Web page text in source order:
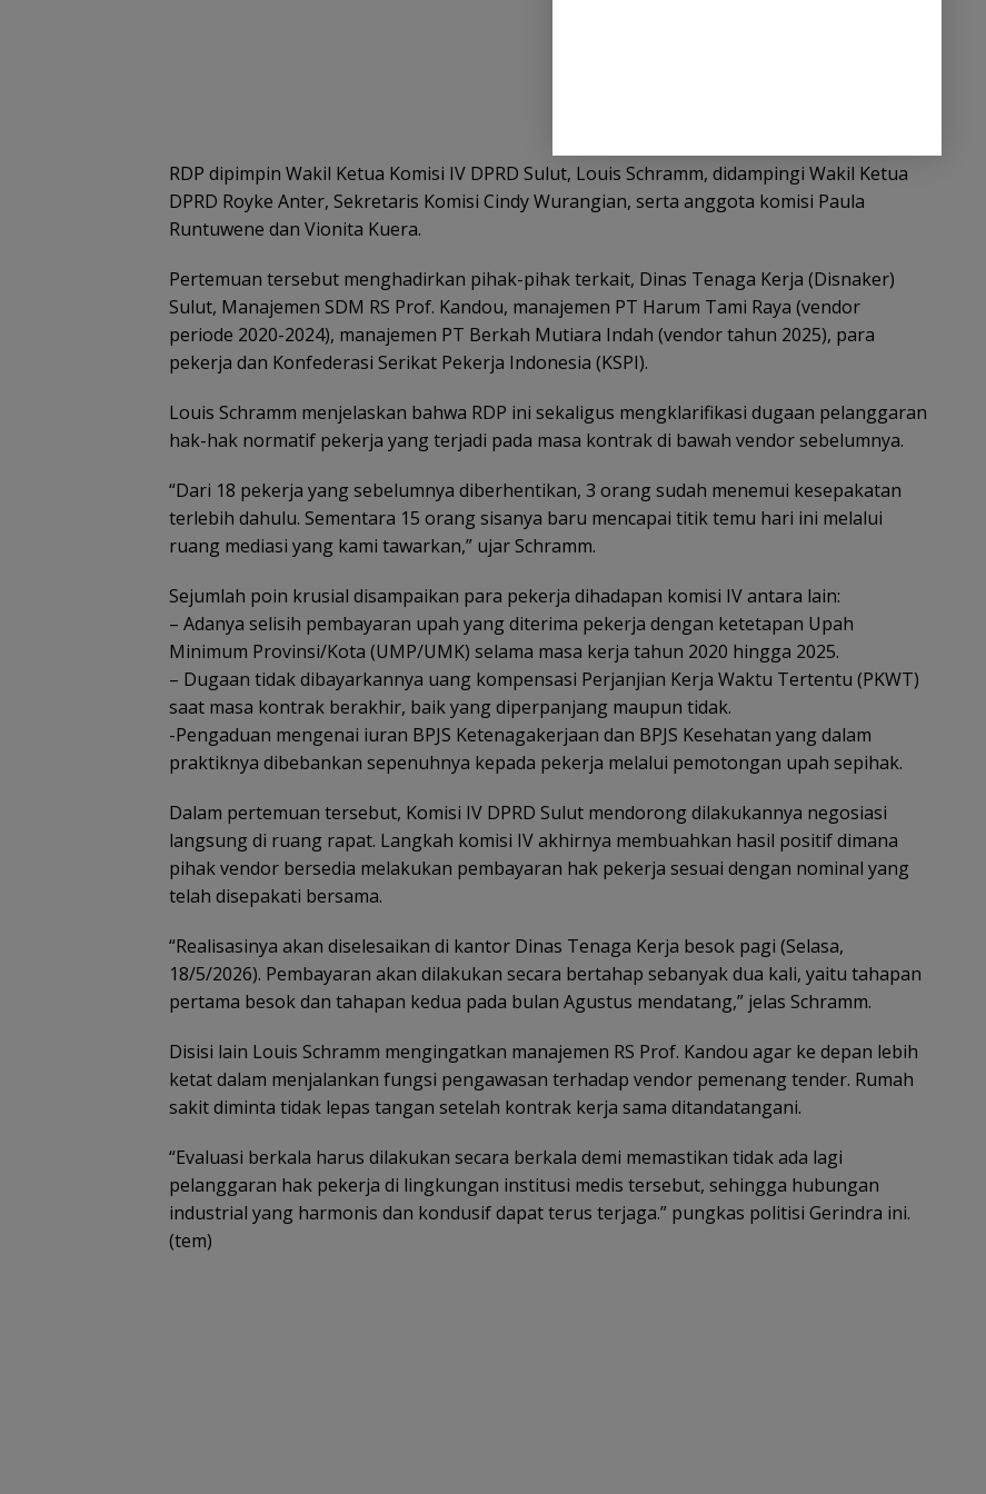
RDP dipimpin Wakil Ketua Komisi IV DPRD Sulut, Louis Schramm, didampingi Wakil Ketua
DPRD Royke Anter, Sekretaris Komisi Cindy Wurangian, serta anggota komisi Paula
Runtuwene dan Vionita Kuera.
Pertemuan tersebut menghadirkan pihak-pihak terkait, Dinas Tenaga Kerja (Disnaker)
Sulut, Manajemen SDM RS Prof. Kandou, manajemen PT Harum Tami Raya (vendor
periode 2020-2024), manajemen PT Berkah Mutiara Indah (vendor tahun 2025), para
pekerja dan Konfederasi Serikat Pekerja Indonesia (KSPI).
Louis Schramm menjelaskan bahwa RDP ini sekaligus mengklarifikasi dugaan pelanggaran
hak-hak normatif pekerja yang terjadi pada masa kontrak di bawah vendor sebelumnya.
“Dari 18 pekerja yang sebelumnya diberhentikan, 3 orang sudah menemui kesepakatan
terlebih dahulu. Sementara 15 orang sisanya baru mencapai titik temu hari ini melalui
ruang mediasi yang kami tawarkan,” ujar Schramm.
Sejumlah poin krusial disampaikan para pekerja dihadapan komisi IV antara lain:
– Adanya selisih pembayaran upah yang diterima pekerja dengan ketetapan Upah
Minimum Provinsi/Kota (UMP/UMK) selama masa kerja tahun 2020 hingga 2025.
– Dugaan tidak dibayarkannya uang kompensasi Perjanjian Kerja Waktu Tertentu (PKWT)
saat masa kontrak berakhir, baik yang diperpanjang maupun tidak.
-Pengaduan mengenai iuran BPJS Ketenagakerjaan dan BPJS Kesehatan yang dalam
praktiknya dibebankan sepenuhnya kepada pekerja melalui pemotongan upah sepihak.
Dalam pertemuan tersebut, Komisi IV DPRD Sulut mendorong dilakukannya negosiasi
langsung di ruang rapat. Langkah komisi IV akhirnya membuahkan hasil positif dimana
pihak vendor bersedia melakukan pembayaran hak pekerja sesuai dengan nominal yang
telah disepakati bersama.
“Realisasinya akan diselesaikan di kantor Dinas Tenaga Kerja besok pagi (Selasa,
18/5/2026). Pembayaran akan dilakukan secara bertahap sebanyak dua kali, yaitu tahapan
pertama besok dan tahapan kedua pada bulan Agustus mendatang,” jelas Schramm.
Disisi lain Louis Schramm mengingatkan manajemen RS Prof. Kandou agar ke depan lebih
ketat dalam menjalankan fungsi pengawasan terhadap vendor pemenang tender. Rumah
sakit diminta tidak lepas tangan setelah kontrak kerja sama ditandatangani.
“Evaluasi berkala harus dilakukan secara berkala demi memastikan tidak ada lagi
pelanggaran hak pekerja di lingkungan institusi medis tersebut, sehingga hubungan
industrial yang harmonis dan kondusif dapat terus terjaga.” pungkas politisi Gerindra ini.
(tem)